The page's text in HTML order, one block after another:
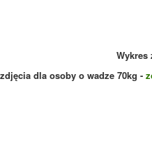
Wykres
dla osoby o wadze 70kg -